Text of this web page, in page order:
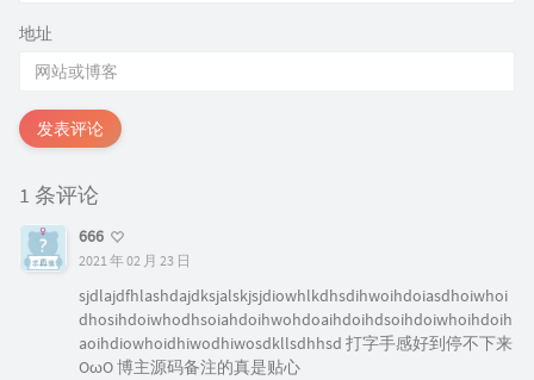
地址
发表评论
1 条评论
666
2021 年 02 月 23 日
sjdlajdfhlashdajdksjalskjsjdiowhlkdhsdihwoihdoiasdhoiwhoi
dhosihdoiwhodhsoiahdoihwohdoaihdoihdsoihdoiwhoihdoih
aoihdiowhoidhiwodhiwosdkllsdhhsd 打字手感好到停不下来
OωO 博主源码备注的真是贴心